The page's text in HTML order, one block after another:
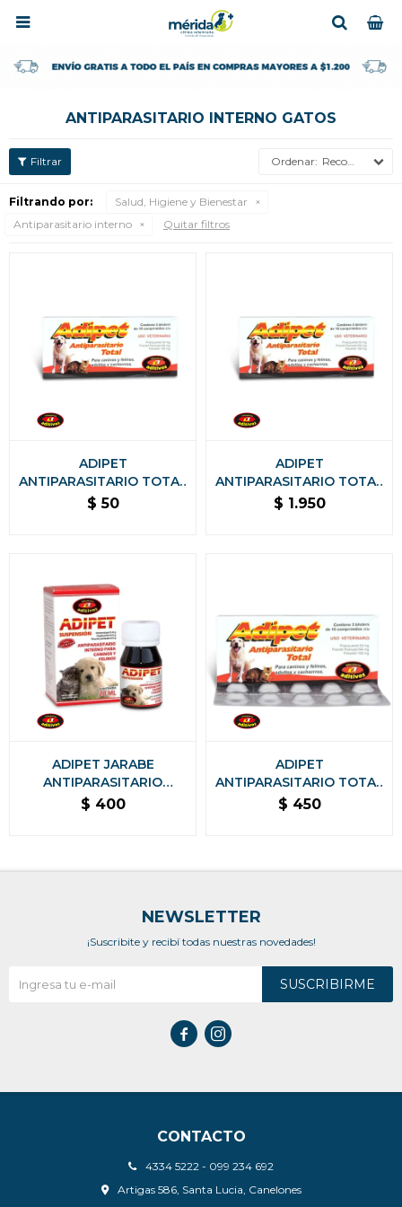

ANTIPARASITARIO INTERNO GATOS
Recomendados
Filtrando por:
Salud, Higiene y Bienestar
Antiparasitario interno
Quitar filtros
ADIPET
ANTIPARASITARIO TOTAL
1 COMPRIMIDOS
$ 50
ADIPET
ANTIPARASITARIO TOTAL
50 COMPRIMIDOS
$ 1.950
ADIPET JARABE
ANTIPARASITARIO
SUSPENSIÓN 20 ML
$ 400
ADIPET
ANTIPARASITARIO TOTAL
BLISTER DE 10
$ 450
CONTACTO
4334 5222 - 099 234 692
Artigas 586, Santa Lucia, Canelones
NEWSLETTER
¡Suscribite y recibí todas nuestras novedades!
SUSCRIBIRME
 